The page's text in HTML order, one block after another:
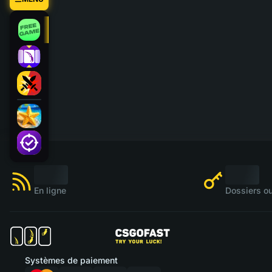
En ligne Dossiers
Systèmes de paiement